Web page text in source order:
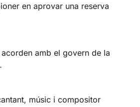
en aprovar una reserva
acorden amb el govern de la
músic i compositor